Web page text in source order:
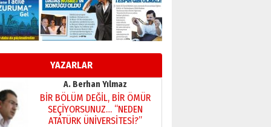
YAZARLAR
13 Mayıs 2026 Çarşamba
Esat BİNDESEN
Başkan Sekmen’den Erzurum’a
bir vizyon proje daha!
02 Ağustos 2026 Pazar
Kadir SABUNCUOĞLU
Erzurumspor’un köşe taşları
29 Haziran 2026 Pazartesi